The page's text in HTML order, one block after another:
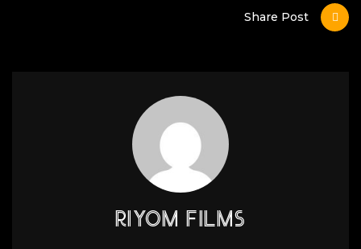
Share Post
RIYOM FILMS